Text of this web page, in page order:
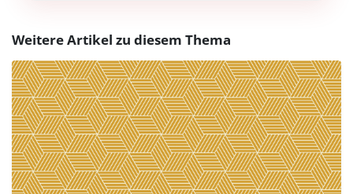
Weitere Artikel zu diesem Thema